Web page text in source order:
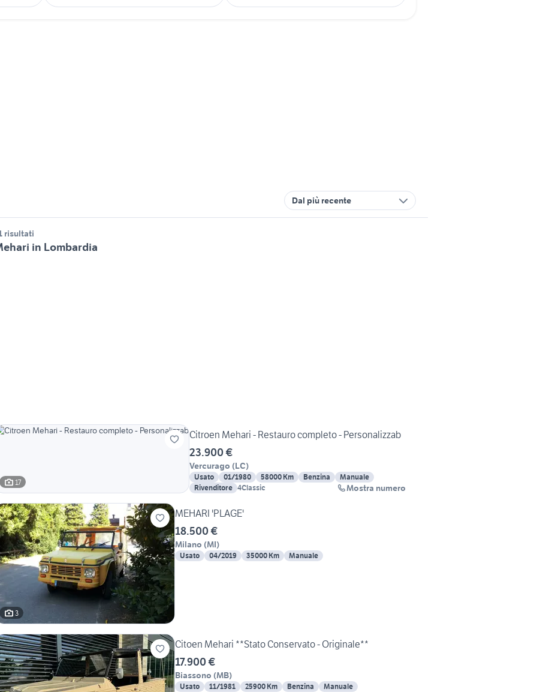
Dal più recente
risultati
in Lombardia
17
Citroen Mehari - Restauro completo - Personalizzab
23.900 €
Vercurago (LC)
Usato 01/1980 58000 Km Benzina
Manuale
Rivenditore 4Classic Mostra numero
3
MEHARI 'PLAGE'
18.500 €
Milano (MI)
Usato 04/2019 35000 Km Manuale
Citoen Mehari **Stato Conservato - Originale**
17.900 €
Biassono (MB)
Usato 11/1981 25900 Km Benzina Manuale